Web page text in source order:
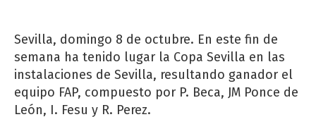
Sevilla, domingo 8 de octubre. En este fin de
semana ha tenido lugar la Copa Sevilla en las
instalaciones de Sevilla, resultando ganador el
equipo FAP, compuesto por P. Beca, JM Ponce de
León, I. Fesu y R. Perez.